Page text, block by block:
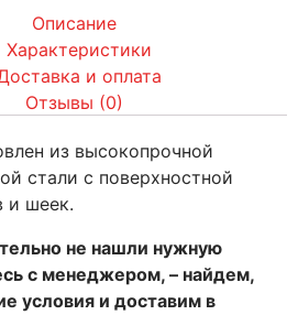
Описание
Характеристики
и оплата
Отзывы (0)
из высокопрочной
стали с поверхностной
и шеек.
не нашли нужную
с менеджером, – найдем,
условия и доставим в